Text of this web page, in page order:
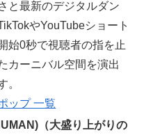
と最新のデジタルダン
やYouTubeショート
始0秒で視聴者の指を止
カーニバル空間を演出
。
ップ 一覧
（大盛り上がりの